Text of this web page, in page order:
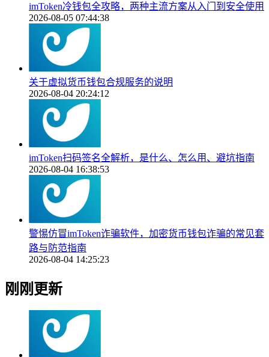
imToken冷钱包全攻略，两种主流方案从入门到安全使用
2026-08-05 07:44:38
关于虚拟货币钱包合规服务的说明
2026-08-04 20:24:12
imToken扫码签名全解析，是什么、怎么用、避坑指南
2026-08-04 16:38:53
警惕仿冒imToken诈骗软件，加密货币钱包诈骗的常见套
路与防范指南
2026-08-04 14:25:23
刚刚更新